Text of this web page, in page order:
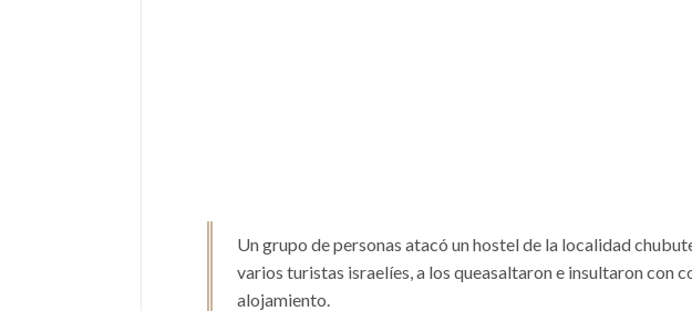
Un grupo de personas atacó un hostel de la localidad
varios turistas israelíes, a los queasaltaron e insultaron con
alojamiento.